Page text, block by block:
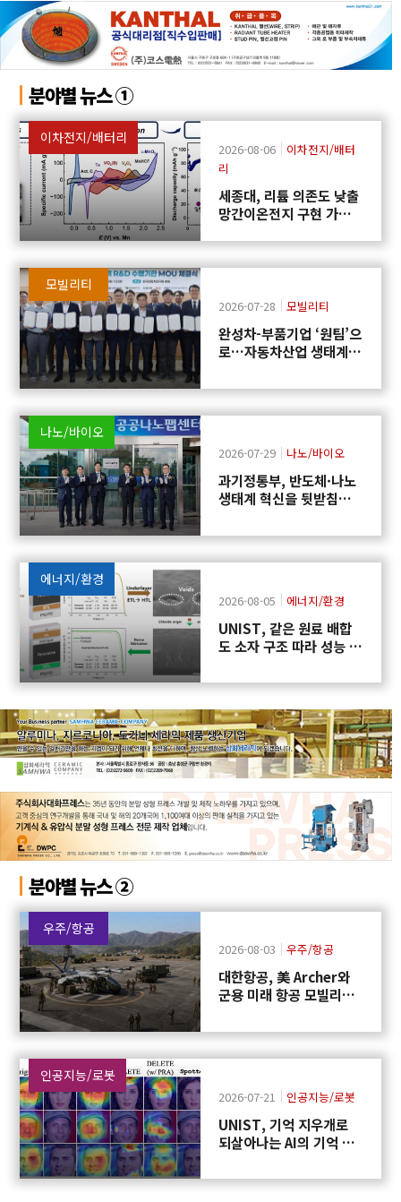
분야별 뉴스 ①
이차전지/배터리
2026-08-06
이차전지/배터
리
세종대, 리튬 의존도 낮출
망간이온전지 구현 가능
모빌리티
2026-07-28 모빌리티
완성차-부품기업 ‘원팀’으
로…자동차산업 생태계
나노/바이오
2026-07-29 나노/바이오
과기정통부, 반도체·나노
생태계 혁신을 뒷받침하
출범
에너지/환경
2026-08-05 에너지/환경
UNIST, 같은 원료 배합
도 소자 구조 따라 성능 달
분야별 뉴스 ②
우주/항공
2026-08-03 우주/항공
대한항공, 美 Archer와
군용 미래 항공 모빌리티
인공지능/로봇
2026-07-21 인공지능/로봇
UNIST, 기억 지우개로
되살아나는 AI의 기억 막